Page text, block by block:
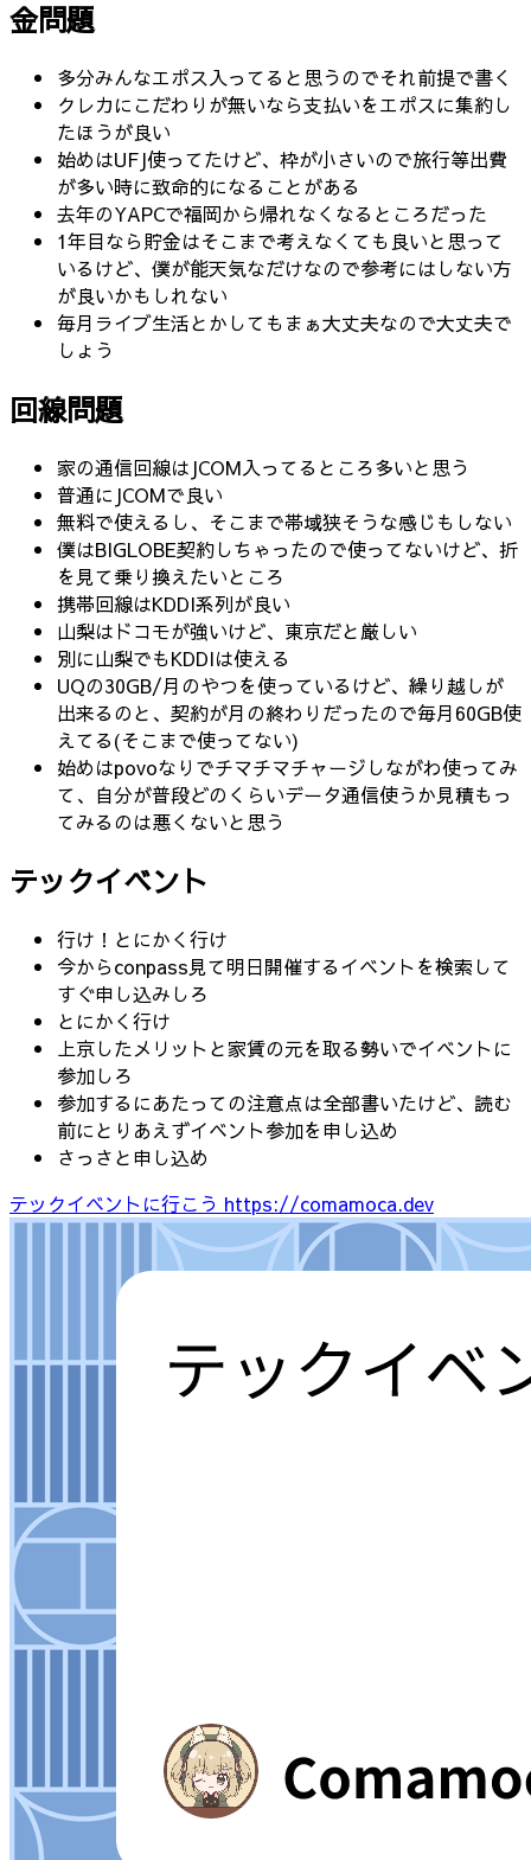
金問題
多分みんなエポス入ってると思うのでそれ前提で書く
クレカにこだわりが無いなら支払いをエポスに集約し
たほうが良い
始めはUFJ使ってたけど、枠が小さいので旅行等出費
が多い時に致命的になることがある
去年のYAPCで福岡から帰れなくなるところだった
1年目なら貯金はそこまで考えなくても良いと思って
いるけど、僕が能天気なだけなので参考にはしない方
が良いかもしれない
毎月ライブ生活とかしてもまぁ大丈夫なので大丈夫で
しょう
回線問題
家の通信回線はJCOM入ってるところ多いと思う
普通にJCOMで良い
無料で使えるし、そこまで帯域狭そうな感じもしない
僕はBIGLOBE契約しちゃったので使ってないけど、折
を見て乗り換えたいところ
携帯回線はKDDI系列が良い
山梨はドコモが強いけど、東京だと厳しい
別に山梨でもKDDIは使える
UQの30GB/月のやつを使っているけど、繰り越しが
出来るのと、契約が月の終わりだったので毎月60GB使
えてる(そこまで使ってない)
始めはpovoなりでチマチマチャージしながわ使ってみ
て、自分が普段どのくらいデータ通信使うか見積もっ
てみるのは悪くないと思う
テックイベント
行け！とにかく行け
今からconpass見て明日開催するイベントを検索して
すぐ申し込みしろ
とにかく行け
上京したメリットと家賃の元を取る勢いでイベントに
参加しろ
参加するにあたっての注意点は全部書いたけど、読む
前にとりあえずイベント参加を申し込め
さっさと申し込め
テックイベントに行こう https://comamoca.dev